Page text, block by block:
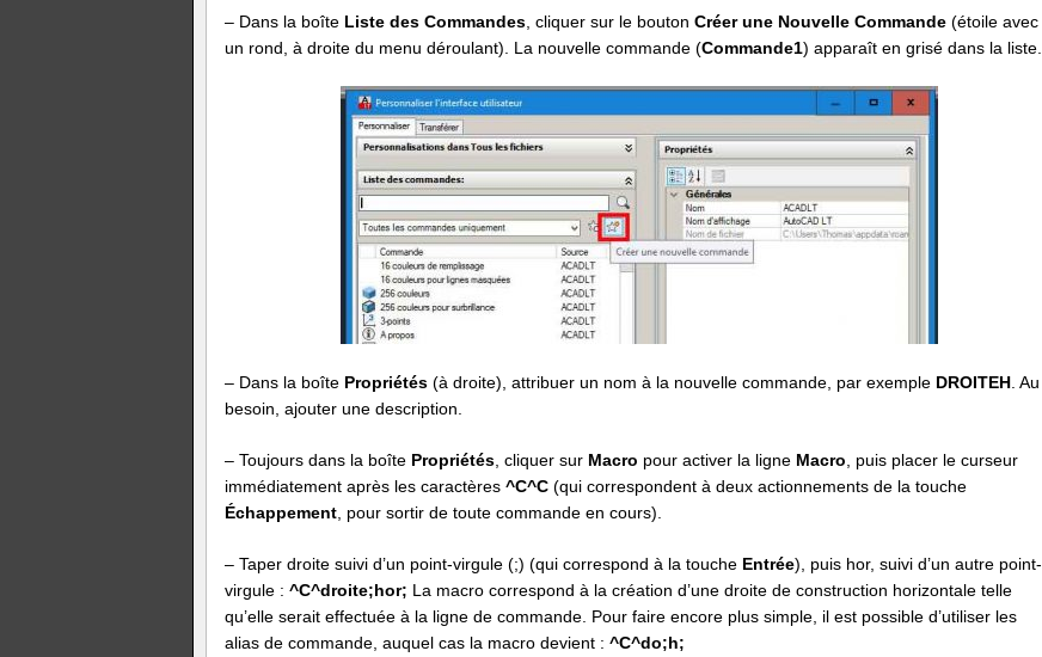
– Dans la boîte Liste des Commandes , cliquer sur le bouton Créer une Nouvelle Commande (étoile avec
un rond, à droite du menu déroulant). La nouvelle commande (Commande1) apparaît en grisé dans la liste.
– Dans la boîte Propriétés (à droite), attribuer un nom à la nouvelle commande, par exemple DROITEH . Au
besoin, ajouter une description.
– Toujours dans la boîte Propriétés , cliquer sur Macro pour activer la ligne Macro , puis placer le curseur
immédiatement après les caractères ^C^C (qui correspondent à deux actionnements de la touche
Échappement , pour sortir de toute commande en cours).
– Taper droite suivi d’un point-virgule (;) (qui correspond à la touche Entrée), puis hor, suivi d’un autre point-
virgule : ^C^droite;hor; La macro correspond à la création d’une droite de construction horizontale telle
qu’elle serait effectuée à la ligne de commande. Pour faire encore plus simple, il est possible d’utiliser les
alias de commande, auquel cas la macro devient : ^C^do;h;